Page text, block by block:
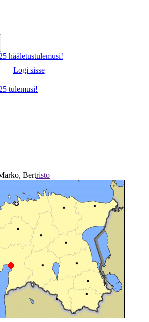
hääletustulemusi!
Logi sisse
tulemusi!
Bertristo